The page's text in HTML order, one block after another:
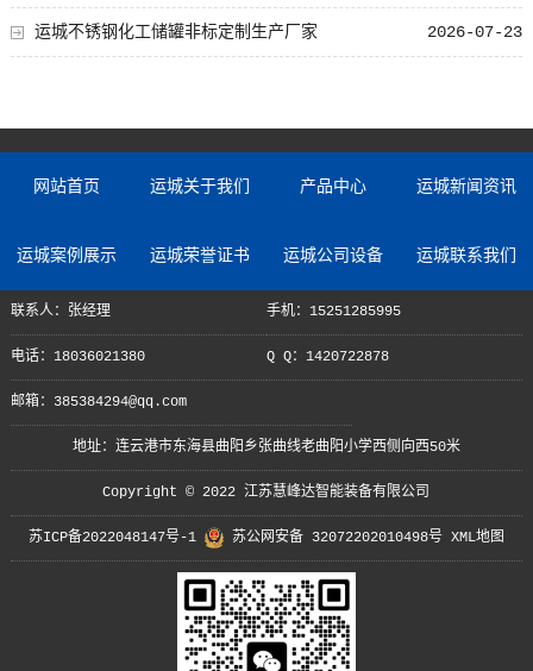
2026-07-23
运城不锈钢化工储罐非标定制生产厂家
网站首页 运城关于我们 产品中心 运城新闻资讯
运城案例展示 运城荣誉证书 运城公司设备 运城联系我们
联系人：张经理 手机：15251285995
电话：18036021380 Q Q：1420722878
邮箱：385384294@qq.com
地址：连云港市东海县曲阳乡张曲线老曲阳小学西侧向西50米
Copyright © 2022 江苏慧峰达智能装备有限公司
苏ICP备2022048147号-1 苏公网安备 32072202010498号 XML地图